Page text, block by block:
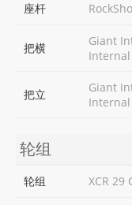
座杆
把横
Giant
把立
Giant
轮组
轮组 XCR 29